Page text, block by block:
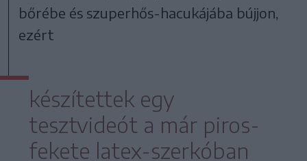
bőrébe és szuperhős-hacukájába bújjon,
ezért
készítettek egy
tesztvideót a már piros-
fekete latex-szerkóban